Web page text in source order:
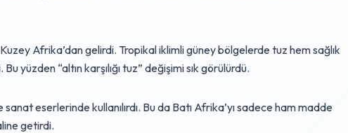
Afrika’dan gelirdi. Tropikal iklimli güney bölgelerde tuz hem sağlık
yüzden “altın karşılığı tuz” değişimi sık görülürdü.
sanat eserlerinde kullanılırdı. Bu da Batı Afrika’yı sadece ham madde
getirdi.